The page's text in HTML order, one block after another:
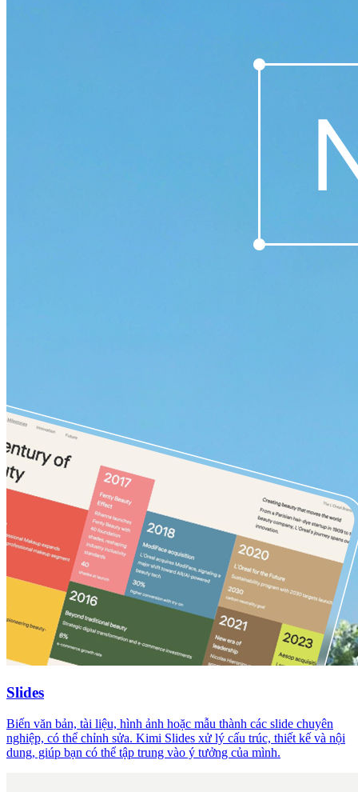
Slides
Biến văn bản, tài liệu, hình ảnh hoặc mẫu thành các slide chuyên
nghiệp, có thể chỉnh sửa. Kimi Slides xử lý cấu trúc, thiết kế và nội
dung, giúp bạn có thể tập trung vào ý tưởng của mình.